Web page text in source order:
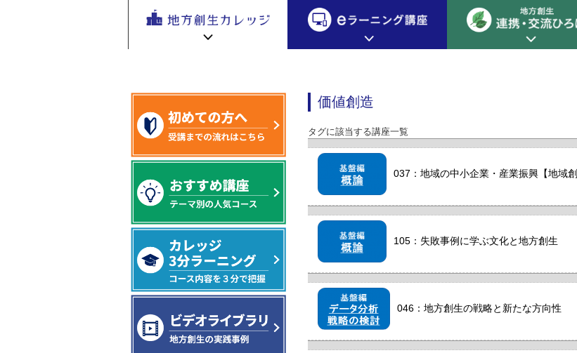
地方創生カレッジ
地方創生カレッジ HOME
新着情報 地方創生カレッジについて
地方創生カレッジ活用の流れ
ビデオライブラリ
eラーニング講座
e
初めての方へ
eラーニング受講者の声
連携・交流ひろば HOME
連携・交流ひろばについて 地方創生×デジタル
全国で活躍する地方創生専門人材
地方創生応援プロジェクト
地方創生
を無料eラ
講座が200
>>価値創造
価値創造
タグに該当する講座一覧
037：地域の中小企業・産業振興【地域創
105：失敗事例に学ぶ文化と地方創生
046：地方創生の戦略と新たな方向性